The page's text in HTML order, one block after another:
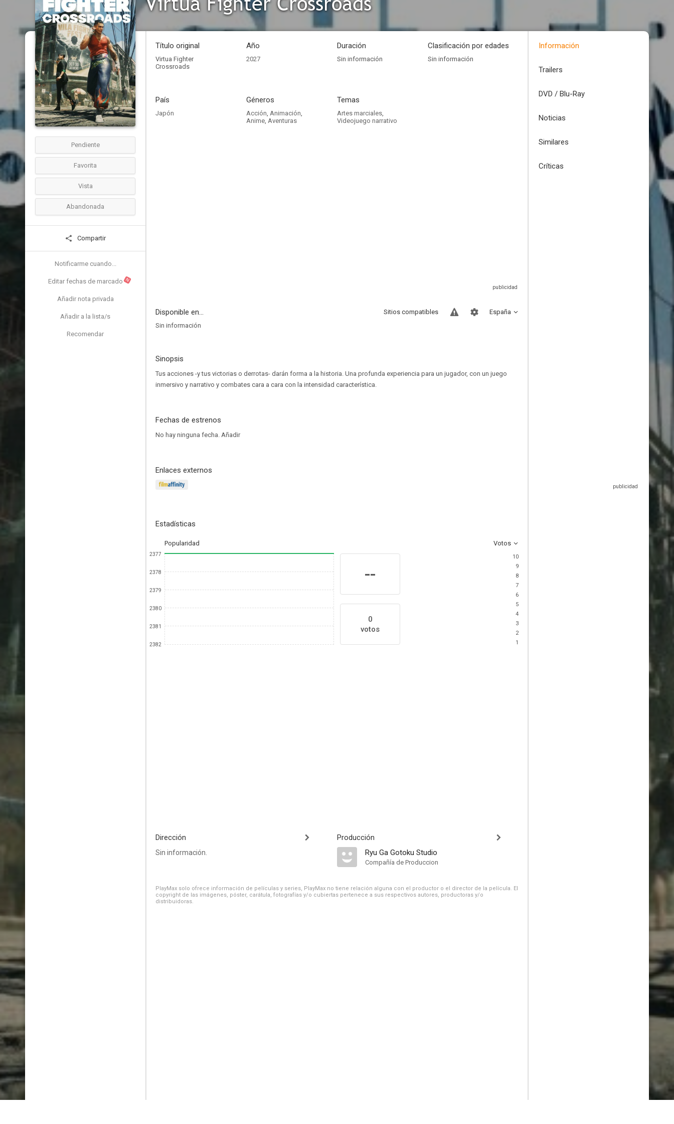
Pendiente
Favorita
Vista
Abandonada
Compartir
Notificarme cuando...
Editar fechas de marcado N
Añadir nota privada
Añadir a la lista/s
Recomendar
Título original
Virtua Fighter
Crossroads
Año
2027
Duración
Sin información
Clasificación por edades
Sin información
País
Japón
Géneros
Acción, Animación,
Anime, Aventuras
Temas
Artes marciales,
Videojuego narrativo
Disponible en... España
Sitios compatibles
Sin información
Sinopsis
Tus acciones -y tus victorias o derrotas- darán forma a la historia. Una profunda experiencia para un jugador, con un juego
inmersivo y narrativo y combates cara a cara con la intensidad característica.
Fechas de estrenos
No hay ninguna fecha. Añadir
Enlaces externos
Estadísticas
Popularidad Votos
2377
2378
2379
2380
2381
2382
--
0
votos
10
9
8
7
6
5
4
3
2
1
Dirección
Sin información.
Producción
Ryu Ga Gotoku Studio
Compañía de Produccion
PlayMax solo ofrece información de películas y series, PlayMax no tiene relación alguna con el productor o el director de la película. El
copyright de las imágenes, póster, carátula, fotografías y/o cubiertas pertenece a sus respectivos autores, productoras y/o
distribuidoras.
Información
Trailers
DVD / Blu-Ray
Noticias
Similares
Críticas